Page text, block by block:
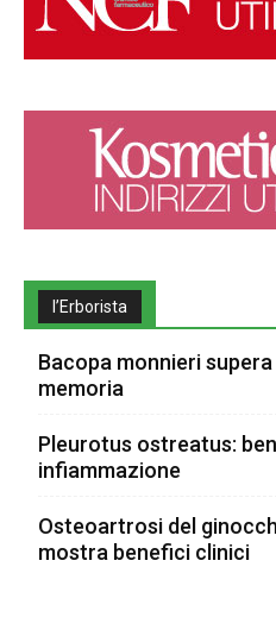
l’Erborista
Bacopa monnieri
memoria
Pleurotus ostreatus:
infiammazione
Osteoartrosi del
mostra benefici clinici